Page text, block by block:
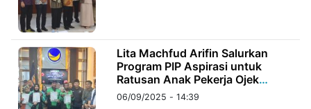
Lita Machfud Arifin Salurkan
Program PIP Aspirasi untuk
Ratusan Anak Pekerja Ojek
Online di Sidoarjo
06/09/2025 - 14:39